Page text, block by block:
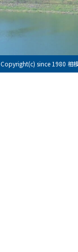
Copyright(c) since 1980 相